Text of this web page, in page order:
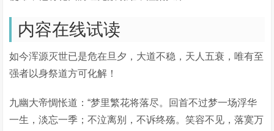
内容在线试读
如今浑源灭世已是危在旦夕，大道不稳，天人五衰，唯有至
强者以身祭道方可化解！
九幽大帝惆怅道：“梦里繁花将落尽。回首不过梦一场浮华
一生，淡忘一季；不泣离别，不诉终殇。笑容不见，落寞万